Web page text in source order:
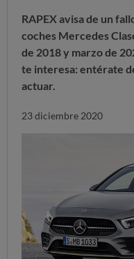
RAPEX avisa de un
coches Mercedes
de 2018 y marzo de
te interesa: entérate
actuar.
23 diciembre 2020